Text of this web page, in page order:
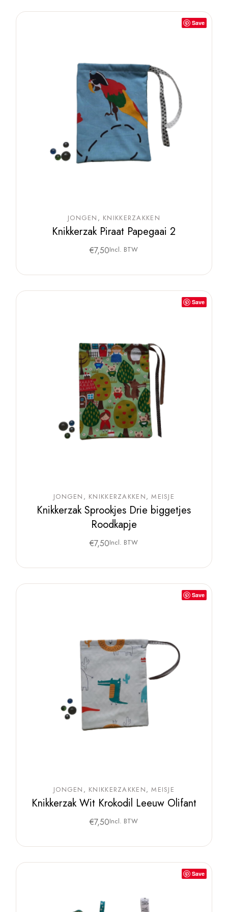
Save
JONGEN KNIKKERZAKKEN
Knikkerzak Piraat Papegaai 2
€7,50Incl. BTW
Save
JONGEN KNIKKERZAKKEN MEISJE
Knikkerzak Sprookjes Drie biggetjes
Roodkapje
€7,50Incl. BTW
Save
JONGEN KNIKKERZAKKEN MEISJE
Knikkerzak Wit Krokodil Leeuw Olifant
€7,50Incl. BTW
Save